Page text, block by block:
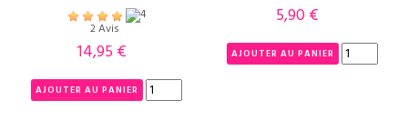
2 Avis
Prix
14,95 €
AJOUTER AU PANIER
Prix
5,90 €
AJOUTER AU PANIER